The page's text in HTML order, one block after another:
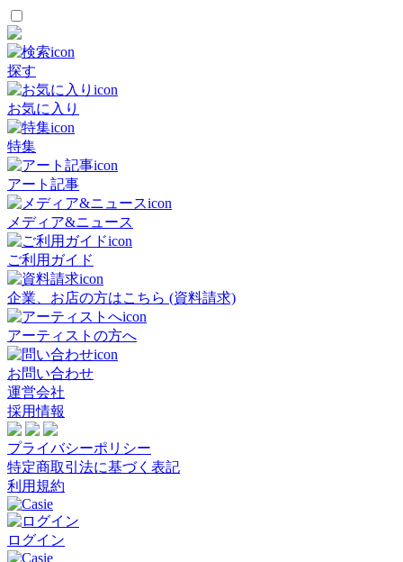
探す
お気に入り
特集
アート記事
メディア&ニュース
ご利用ガイド
企業、お店の方はこちら (資料請求)
アーティストの方へ
お問い合わせ
運営会社
採用情報
プライバシーポリシー
特定商取引法に基づく表記
利用規約
ログイン